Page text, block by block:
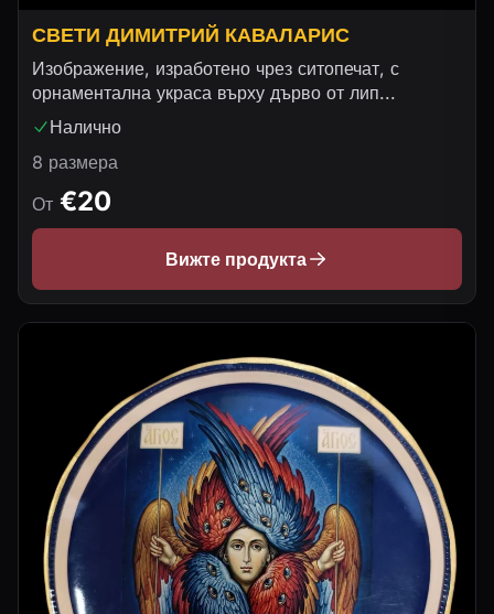
СВЕТИ ДИМИТРИЙ КАВАЛАРИС
Изображение, изработено чрез ситопечат, с
орнаментална украса върху дърво от лип...
Налично
8 размера
От €20
Вижте продукта